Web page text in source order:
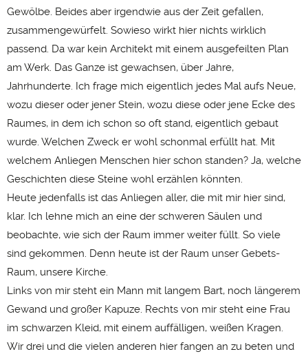
Gewölbe. Beides aber irgendwie aus der Zeit gefallen,
zusammengewürfelt. Sowieso wirkt hier nichts wirklich
passend. Da war kein Architekt mit einem ausgefeilten Plan
am Werk. Das Ganze ist gewachsen, über Jahre,
Jahrhunderte. Ich frage mich eigentlich jedes Mal aufs Neue,
wozu dieser oder jener Stein, wozu diese oder jene Ecke des
Raumes, in dem ich schon so oft stand, eigentlich gebaut
wurde. Welchen Zweck er wohl schonmal erfüllt hat. Mit
welchem Anliegen Menschen hier schon standen? Ja, welche
Geschichten diese Steine wohl erzählen könnten.
Heute jedenfalls ist das Anliegen aller, die mit mir hier sind,
klar. Ich lehne mich an eine der schweren Säulen und
beobachte, wie sich der Raum immer weiter füllt. So viele
sind gekommen. Denn heute ist der Raum unser Gebets-
Raum, unsere Kirche.
Links von mir steht ein Mann mit langem Bart, noch längerem
Gewand und großer Kapuze. Rechts von mir steht eine Frau
im schwarzen Kleid, mit einem auffälligen, weißen Kragen.
Wir drei und die vielen anderen hier fangen an zu beten und